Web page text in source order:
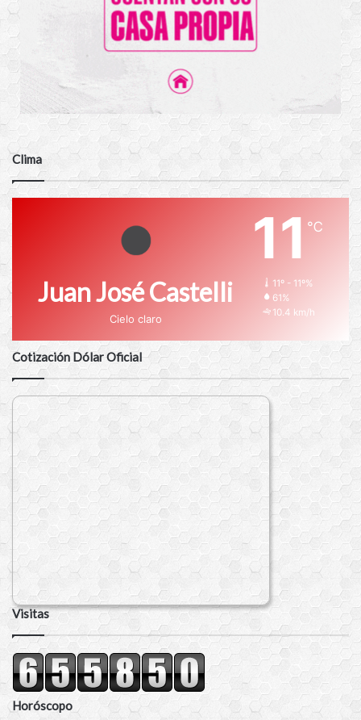
Clima
Juan José Castelli
Cielo claro
11℃
11º - 11º%
61%
10.4 km/h
Cotización Dólar Oficial
Visitas
Horóscopo